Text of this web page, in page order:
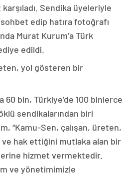
Sendika üyeleriyle
edip hatıra fotoğrafı
Murat Kurum’a Türk
edildi.
yol gösteren bir
60 bin, Türkiye’de 100 binlerce
sendikalarından biri
“Kamu-Sen, çalışan, üreten,
hak ettiğini mutlaka alan bir
hizmet vermektedir.
ve yönetimimizle